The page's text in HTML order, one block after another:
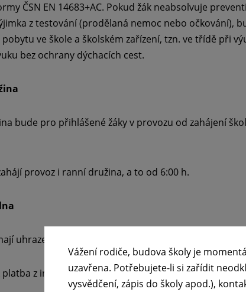
ČSN EN 14683+AC. Pokud žák neabsolvuje
z testování (prodělaná nemoc nebo očkování),
ve škole a školském zařízení, tzn. ve třídě při
bez ochrany dýchacích cest.
bude pro přihlášené žáky v provozu od zahájení
provoz i ranní družina, a to od 6:00 h.
uhrazeny obědy na měsíc září, se mohou stravovat
platba z inkasního účtu neproběhla, nebo si žáci
Vážení rodiče, budova školy je
uzavřena. Potřebujete-li si zařídit
vysvědčení, zápis do školy apod.),